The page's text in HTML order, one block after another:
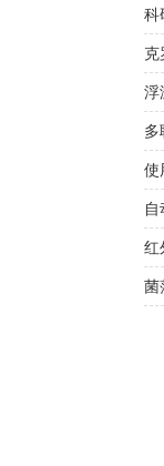
浮
多
使
菌